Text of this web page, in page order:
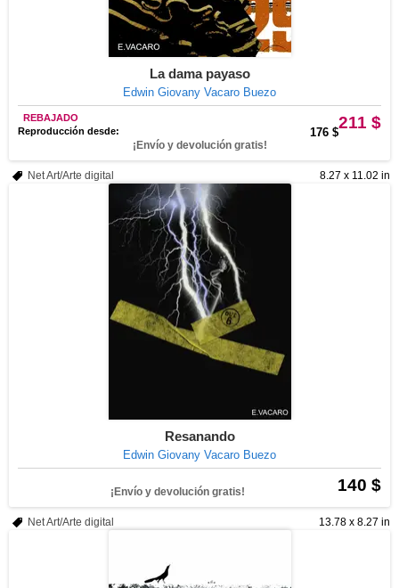
La dama payaso
Edwin Giovany Vacaro Buezo
211 $
REBAJADO
Reproducción desde:
176 $
¡Envío y devolución gratis!
8.27 x 11.02 in
Net Art/Arte digital
Resanando
Edwin Giovany Vacaro Buezo
140 $
¡Envío y devolución gratis!
13.78 x 8.27 in
Net Art/Arte digital